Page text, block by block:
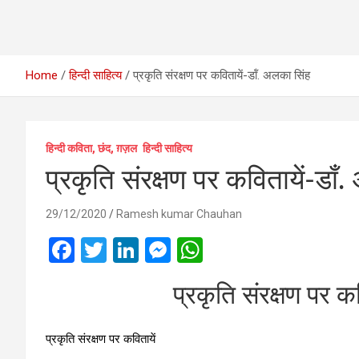
Home हिन्दी साहित्य प्रकृति संरक्षण पर कवितायें-डॉं. अलका सिंह
हिन्दी कविता, छंद, ग़ज़ल हिन्दी साहित्य
प्रकृति संरक्षण पर कवितायें-
29/12/2020 Ramesh kumar Chauhan
F
b
o
T
er
Li
dI
n
M
se at
प्रकृति संरक्षण पर
प्रकृति संरक्षण पर कवितायें